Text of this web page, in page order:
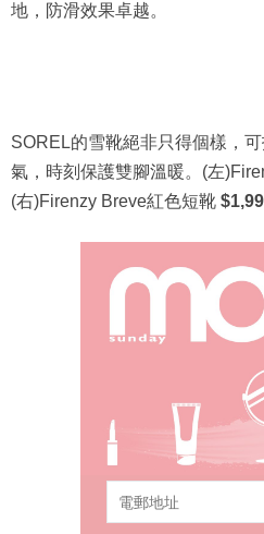
地，防滑效果卓越。
SOREL的雪靴絕非只得個樣，
氣，時刻保護雙腳溫暖。(左
(右)Firenzy Breve紅色短靴